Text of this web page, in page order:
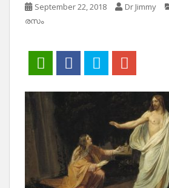
September 22, 2018 Dr Jimmy
രസം